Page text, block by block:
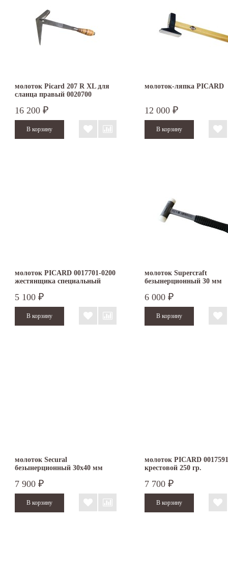
молоток Picard 207 R XL для
сланца правый 0020700
16 200 ₽
молоток-ляпка PICARD
12 000 ₽
молоток PICARD 0017701-0200
жестянщика специальный
5 100 ₽
молоток Supercraft
безынерционный 30 мм
6 000 ₽
молоток Secural
безынерционный 30х40 мм
7 900 ₽
молоток PICARD 0017591
крестовой 250 гр.
7 700 ₽